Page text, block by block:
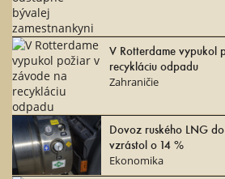
V Rotterdame vypukol
recykláciu odpadu
Zahraničie
Dovoz ruského LNG
vzrástol o 14 %
Ekonomika